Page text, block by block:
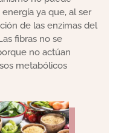
ya que, al ser
de las enzimas del
fibras no se
no actúan
metabólicos